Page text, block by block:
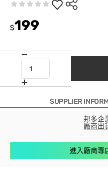
$199
SUPPLIER
邦多企
廠商出
進入廠商專